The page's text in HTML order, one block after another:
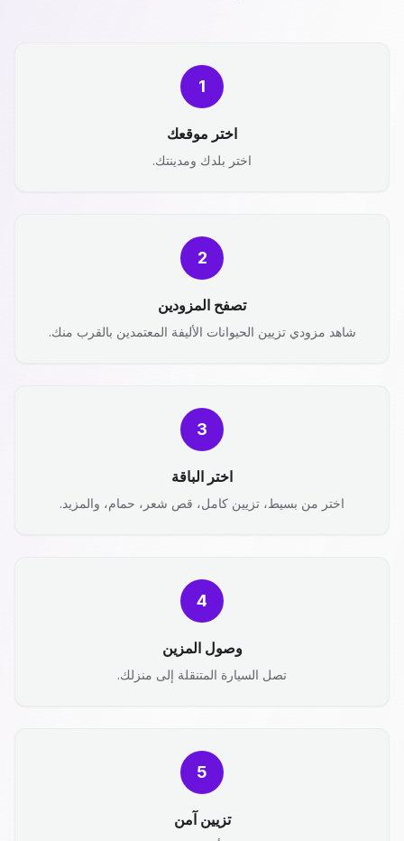
1
اختر موقعك
اختر بلدك ومدينتك.
2
تصفح المزودين
شاهد مزودي تزيين الحيوانات الأليفة المعتمدين بالقرب منك.
3
اختر الباقة
اختر من بسيط، تزيين كامل، قص شعر، حمام، والمزيد.
4
وصول المزين
تصل السيارة المتنقلة إلى منزلك.
5
تزيين آمن